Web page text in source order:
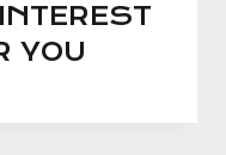
YOU